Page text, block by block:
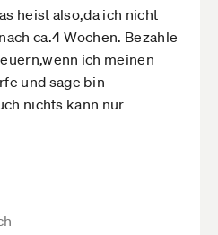
heist also,da ich nicht
ca.4 Wochen. Bezahle
ich meinen
und sage bin
nichts kann nur